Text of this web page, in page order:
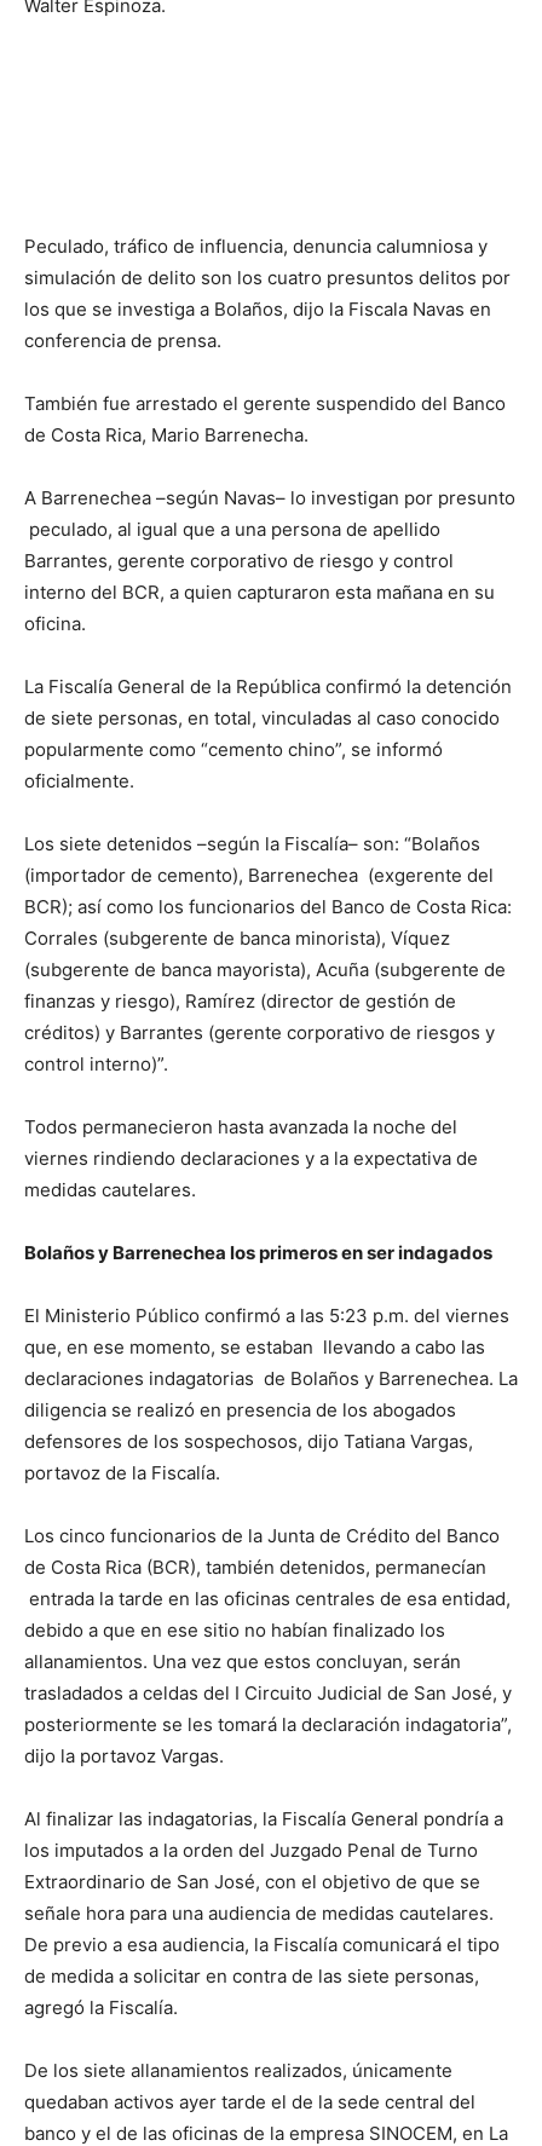
Walter Espinoza.
Peculado, tráfico de influencia, denuncia calumniosa y
simulación de delito son los cuatro presuntos delitos por
los que se investiga a Bolaños, dijo la Fiscala Navas en
conferencia de prensa.
También fue arrestado el gerente suspendido del Banco
de Costa Rica, Mario Barrenecha.
A Barrenechea –según Navas– lo investigan por presunto
peculado, al igual que a una persona de apellido
Barrantes, gerente corporativo de riesgo y control
interno del BCR, a quien capturaron esta mañana en su
oficina.
La Fiscalía General de la República confirmó la detención
de siete personas, en total, vinculadas al caso conocido
popularmente como “cemento chino”, se informó
oficialmente.
Los siete detenidos –según la Fiscalía– son: “Bolaños
(importador de cemento), Barrenechea (exgerente del
BCR); así como los funcionarios del Banco de Costa Rica:
Corrales (subgerente de banca minorista), Víquez
(subgerente de banca mayorista), Acuña (subgerente de
finanzas y riesgo), Ramírez (director de gestión de
créditos) y Barrantes (gerente corporativo de riesgos y
control interno)”.
Todos permanecieron hasta avanzada la noche del
viernes rindiendo declaraciones y a la expectativa de
medidas cautelares.
Bolaños y Barrenechea los primeros en ser indagados
El Ministerio Público confirmó a las 5:23 p.m. del viernes
que, en ese momento, se estaban llevando a cabo las
declaraciones indagatorias de Bolaños y Barrenechea. La
diligencia se realizó en presencia de los abogados
defensores de los sospechosos, dijo Tatiana Vargas,
portavoz de la Fiscalía.
Los cinco funcionarios de la Junta de Crédito del Banco
de Costa Rica (BCR), también detenidos, permanecían
entrada la tarde en las oficinas centrales de esa entidad,
debido a que en ese sitio no habían finalizado los
allanamientos. Una vez que estos concluyan, serán
trasladados a celdas del I Circuito Judicial de San José, y
posteriormente se les tomará la declaración indagatoria”,
dijo la portavoz Vargas.
Al finalizar las indagatorias, la Fiscalía General pondría a
los imputados a la orden del Juzgado Penal de Turno
Extraordinario de San José, con el objetivo de que se
señale hora para una audiencia de medidas cautelares.
De previo a esa audiencia, la Fiscalía comunicará el tipo
de medida a solicitar en contra de las siete personas,
agregó la Fiscalía.
De los siete allanamientos realizados, únicamente
quedaban activos ayer tarde el de la sede central del
banco y el de las oficinas de la empresa SINOCEM, en La